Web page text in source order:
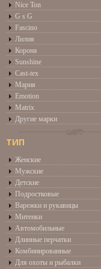
Nice Ton
G s G
Fascino
Лилия
Корона
Sunshine
Cast-tex
Мария
Emotion
Matrix
Другие марки
ТИП
Женские
Мужские
Детские
Подростковые
Варежки и рукавицы
Митенки
Автомобильные
Длинные перчатки
Комбинированные
Для охоты и рыбалки